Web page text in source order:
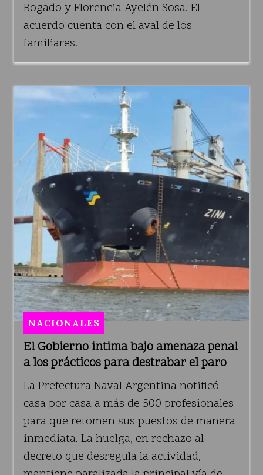
Bogado y Florencia Ayelén Sosa. El
acuerdo cuenta con el aval de los
familiares.
El Gobierno intima bajo amenaza penal
a los prácticos para destrabar el paro
NACIONALES
La Prefectura Naval Argentina notificó
casa por casa a más de 500 profesionales
para que retomen sus puestos de manera
inmediata. La huelga, en rechazo al
decreto que desregula la actividad,